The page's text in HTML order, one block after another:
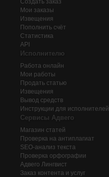
Создать заказ
Мои заказы
Извещения
Пополнить счёт
Статистика
API
Исполнителю
Работа онлайн
Мои работы
Продать статью
Извещения
Вывод средств
Инструкции для исполнителей
Сервисы Адвего
Магазин статей
Проверка на антиплагиат
SEO-анализ текста
Проверка орфографии
Адвего Лингвист
Заказ контента и услуг